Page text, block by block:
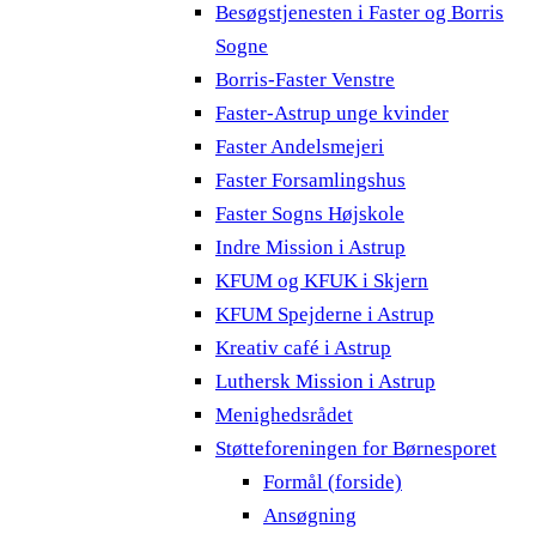
Besøgstjenesten i Faster og Borris
Sogne
Borris-Faster Venstre
Faster-Astrup unge kvinder
Faster Andelsmejeri
Faster Forsamlingshus
Faster Sogns Højskole
Indre Mission i Astrup
KFUM og KFUK i Skjern
KFUM Spejderne i Astrup
Kreativ café i Astrup
Luthersk Mission i Astrup
Menighedsrådet
Støtteforeningen for Børnesporet
Formål (forside)
Ansøgning